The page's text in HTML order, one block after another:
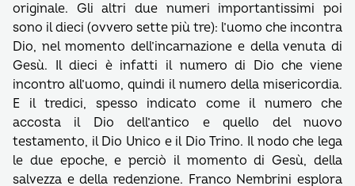
originale. Gli altri due numeri importantissimi poi
sono il dieci (ovvero sette più tre): l’uomo che incontra
Dio, nel momento dell’incarnazione e della venuta di
Gesù. Il dieci è infatti il numero di Dio che viene
incontro all’uomo, quindi il numero della misericordia.
E il tredici, spesso indicato come il numero che
accosta il Dio dell’antico e quello del nuovo
testamento, il Dio Unico e il Dio Trino. Il nodo che lega
le due epoche, e perciò il momento di Gesù, della
salvezza e della redenzione. Franco Nembrini esplora